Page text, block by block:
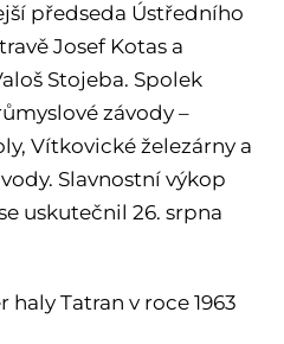
předseda Ústředního
Josef Kotas a
Stojeba. Spolek
závody –
Vítkovické železárny a
Slavnostní výkop
uskutečnil 26. srpna
haly Tatran v roce 1963